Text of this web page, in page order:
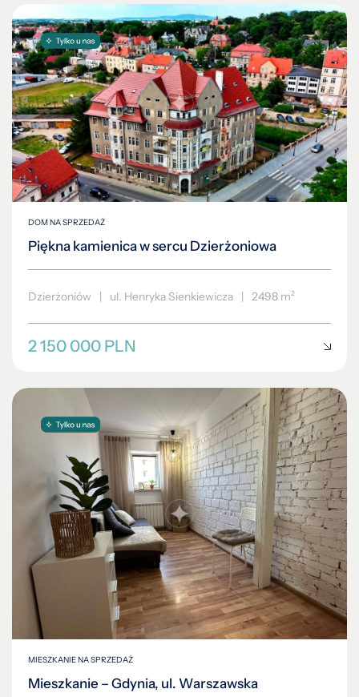
DOM NA SPRZEDAŻ
Piękna kamienica w sercu Dzierżoniowa
Dzierżoniów ul. Henryka Sienkiewicza 2498 m²
2 150 000 PLN
MIESZKANIE NA SPRZEDAŻ
Mieszkanie – Gdynia, ul. Warszawska